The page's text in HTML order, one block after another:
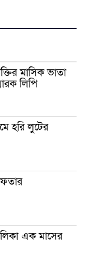
মাসিক ভাতা
লিপি
হরি লুটের
এক মাসের